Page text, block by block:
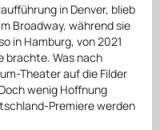
in Denver, blieb
Broadway, während sie
in Hamburg, von 2021
brachte. Was nach
Theater auf die Filder
wenig Hoffnung
Premiere werden